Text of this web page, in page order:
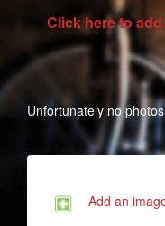
Click here to
Unfortunately no
Add an